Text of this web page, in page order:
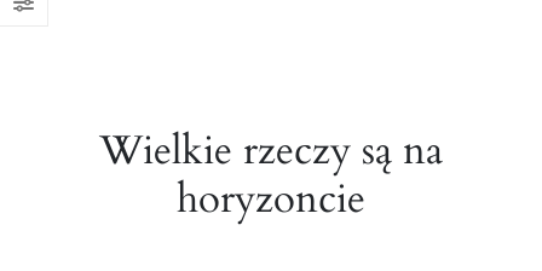
Wielkie rzeczy są na
horyzoncie